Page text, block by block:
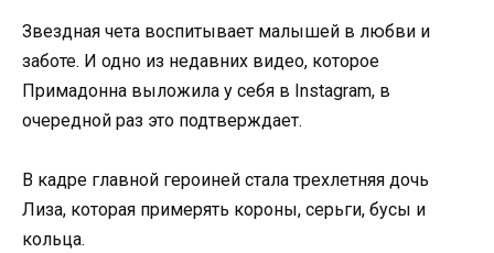
Звездная чета воспитывает малышей в любви и
заботе. И одно из недавних видео, которое
Примадонна выложила у себя в Instagram, в
очередной раз это подтверждает.
В кадре главной героиней стала трехлетняя дочь
Лиза, которая примерять короны, серьги, бусы и
кольца.